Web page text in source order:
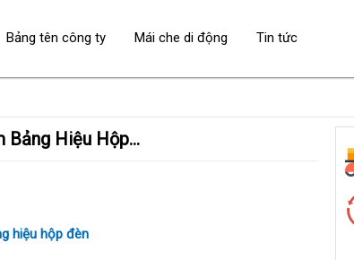
Bảng Hiệu Hộp...
hiệu hộp đèn
Bảng tên công ty Mái che di động Tin tức